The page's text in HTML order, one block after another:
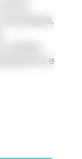
Nordeste,
e